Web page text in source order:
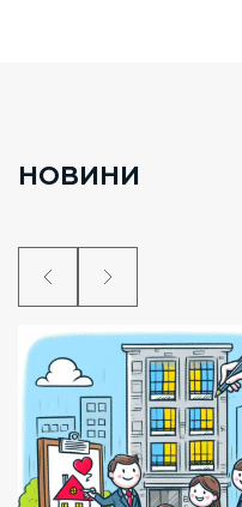
НОВИНИ